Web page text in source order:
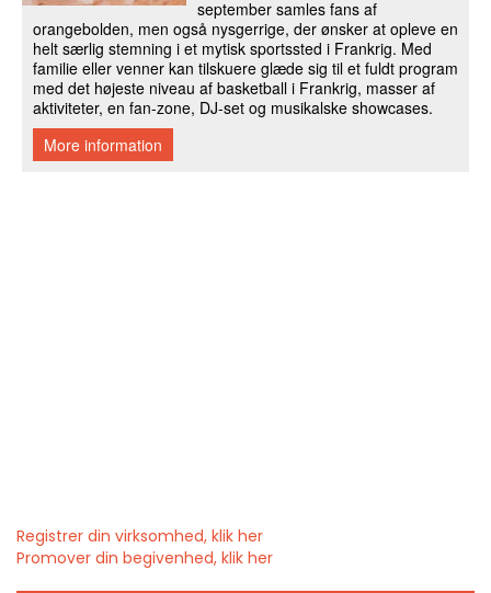
Registrer din virksomhed, klik her
Promover din begivenhed, klik her